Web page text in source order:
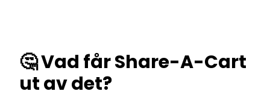
🤔 Vad får Share-A-Cart
ut av det?